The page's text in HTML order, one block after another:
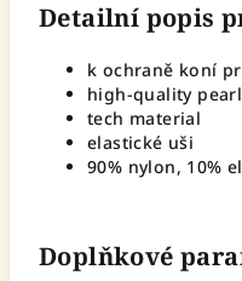
Detailní popis
k ochraně koní
high-quality
tech material
elastické uši
90% nylon, 10%
Doplňkové